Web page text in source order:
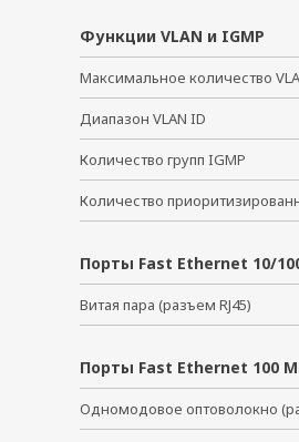
Функции VLAN и IGMP
Максимальное количество
Диапазон VLAN ID
Количество групп IGMP
Количество
Порты Fast Ethernet 10/
Витая пара (разъем RJ45)
Порты Fast Ethernet 100
Одномодовое оптоволокно